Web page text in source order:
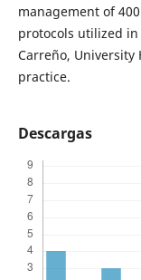
management of
protocols utilized
Carreño, University
practice.
Descargas